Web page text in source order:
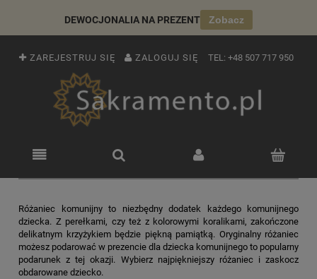
DEWOCJONALIA NA PREZENT Zobacz
ZAREJESTRUJ SIĘ ZALOGUJ SIĘ TEL: +48 507 717 950
Różaniec komunijny to niezbędny dodatek każdego komunijnego
dziecka. Z perełkami, czy też z kolorowymi koralikami, zakończone
delikatnym krzyżykiem będzie piękną pamiątką. Oryginalny różaniec
możesz podarować w prezencie dla dziecka komunijnego to popularny
podarunek z tej okazji. Wybierz najpiękniejszy różaniec i zaskocz
obdarowane dziecko.